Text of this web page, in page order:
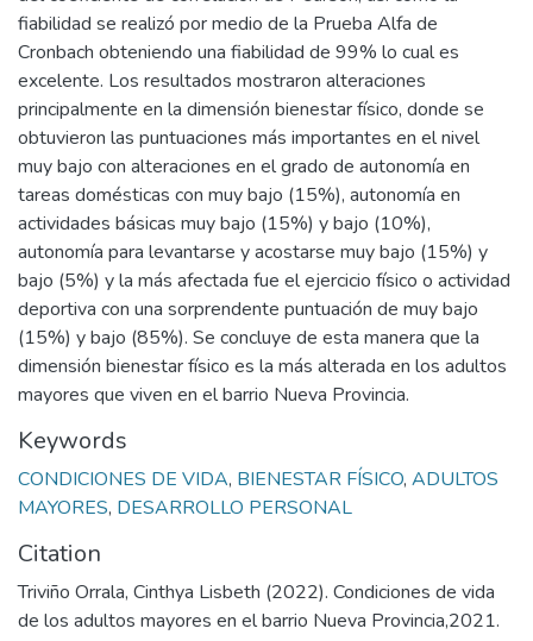
fiabilidad se realizó por medio de la Prueba Alfa de
Cronbach obteniendo una fiabilidad de 99% lo cual es
excelente. Los resultados mostraron alteraciones
principalmente en la dimensión bienestar físico, donde se
obtuvieron las puntuaciones más importantes en el nivel
muy bajo con alteraciones en el grado de autonomía en
tareas domésticas con muy bajo (15%), autonomía en
actividades básicas muy bajo (15%) y bajo (10%),
autonomía para levantarse y acostarse muy bajo (15%) y
bajo (5%) y la más afectada fue el ejercicio físico o actividad
deportiva con una sorprendente puntuación de muy bajo
(15%) y bajo (85%). Se concluye de esta manera que la
dimensión bienestar físico es la más alterada en los adultos
mayores que viven en el barrio Nueva Provincia.
Keywords
CONDICIONES DE VIDA, BIENESTAR FÍSICO, ADULTOS
MAYORES, DESARROLLO PERSONAL
Citation
Triviño Orrala, Cinthya Lisbeth (2022). Condiciones de vida
de los adultos mayores en el barrio Nueva Provincia,2021.